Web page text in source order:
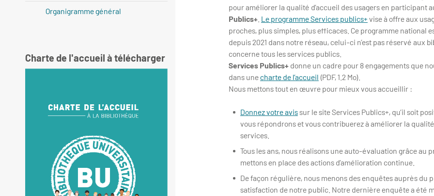
pour améliorer la qualité d’accueil des usagers en participant
Publics+. Le programme Services publics+vise à offre aux
proches, plus simples, plus efficaces. Ce programme national
depuis 2021 dans notre réseau, celui-ci n’est pas réservé aux
concerne tous les services publics.
Services Publics+donne un cadre pour 8 engagements que
dans unecharte de l’accueil (PDF, 1.2 Mo).
Nous mettons tout en œuvre pour mieux vous accueillir :
Donnez votre avissur le site Services Publics+, qu’il soit
vous répondrons et vous contribuerez à améliorer la
services.
Tous les ans, nous réalisons une auto-évaluation grâce au
mettons en place des actions d’amélioration continue.
De façon régulière, nous menons des enquêtes auprès du
satisfaction de notre public. Notre dernière enquête a été
Organigramme général
Charte de l'accueil à télécharger